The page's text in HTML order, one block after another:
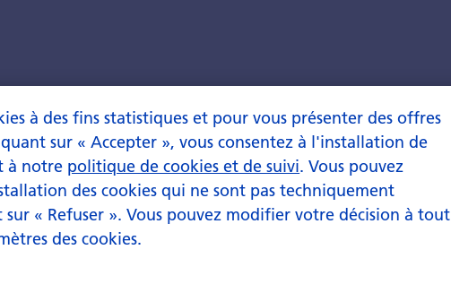
à des fins statistiques et pour vous présenter des offres
sur « Accepter », vous consentez à l'installation de
à notre politique de cookies et de suivi. Vous pouvez
des cookies qui ne sont pas techniquement
sur « Refuser ». Vous pouvez modifier votre décision à tout
des cookies.